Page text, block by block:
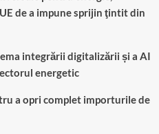
de a impune sprijin ţintit din
integrării digitalizării și a AI
energetic
a opri complet importurile de